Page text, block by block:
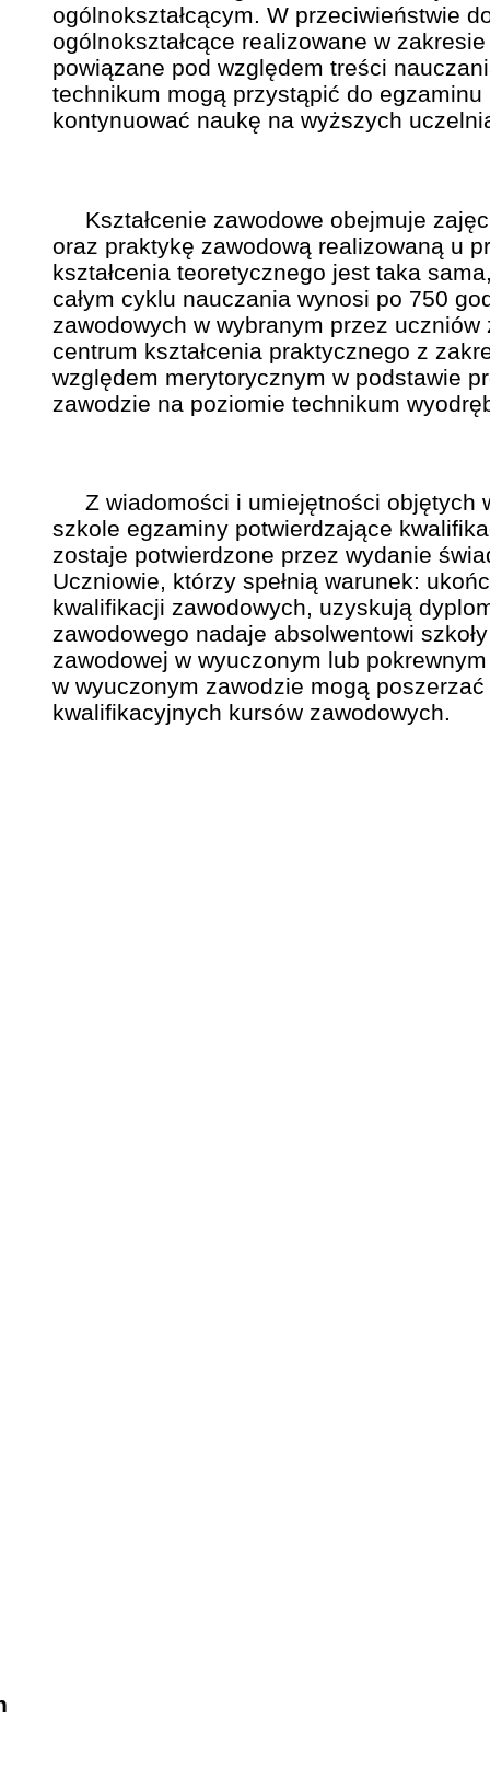
ogólnokształcącym. W przeciwieństwie
ogólnokształcące realizowane w
powiązane pod względem treści
technikum mogą przystąpić do
kontynuować naukę na wyższych
Kształcenie zawodowe obejmuje
oraz praktykę zawodową realizowaną u
kształcenia teoretycznego jest taka
całym cyklu nauczania wynosi po 750
zawodowych w wybranym przez
centrum kształcenia praktycznego z
względem merytorycznym w podstawie
zawodzie na poziomie technikum
Z wiadomości i umiejętności objętych
szkole egzaminy potwierdzające
zostaje potwierdzone przez wydanie
Uczniowie, którzy spełnią warunek:
kwalifikacji zawodowych, uzyskują
zawodowego nadaje absolwentowi
zawodowej w wyuczonym lub
w wyuczonym zawodzie mogą
kwalifikacyjnych kursów zawodowych.